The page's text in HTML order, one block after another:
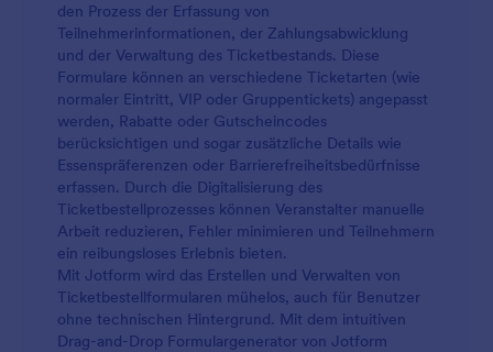
den Prozess der Erfassung von
Teilnehmerinformationen, der Zahlungsabwicklung
und der Verwaltung des Ticketbestands. Diese
Formulare können an verschiedene Ticketarten (wie
normaler Eintritt, VIP oder Gruppentickets) angepasst
werden, Rabatte oder Gutscheincodes
berücksichtigen und sogar zusätzliche Details wie
Essenspräferenzen oder Barrierefreiheitsbedürfnisse
erfassen. Durch die Digitalisierung des
Ticketbestellprozesses können Veranstalter manuelle
Arbeit reduzieren, Fehler minimieren und Teilnehmern
ein reibungsloses Erlebnis bieten.
Mit Jotform wird das Erstellen und Verwalten von
Ticketbestellformularen mühelos, auch für Benutzer
ohne technischen Hintergrund. Mit dem intuitiven
Drag-and-Drop Formulargenerator von Jotform